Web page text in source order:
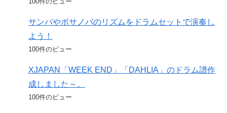
サンバやボサノバのリズムをドラムセットで演奏し
よう！
100件のビュー
XJAPAN「WEEK END」「DAHLIA」のドラム譜作
成しました～。
100件のビュー